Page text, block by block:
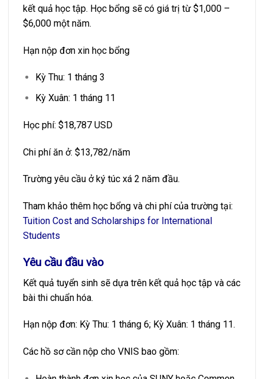
kết quả học tập. Học bổng sẽ có giá trị từ $1,000 –
$6,000 một năm.
Hạn nộp đơn xin học bổng
Kỳ Thu: 1 tháng 3
Kỳ Xuân: 1 tháng 11
Học phí: $18,787 USD
Chi phí ăn ở: $13,782/năm
Trường yêu cầu ở ký túc xá 2 năm đầu.
Tham khảo thêm học bổng và chi phí của trường tại:
Tuition Cost and Scholarships for International
Students
Yêu cầu đầu vào
Kết quả tuyển sinh sẽ dựa trên kết quả học tập và các
bài thi chuẩn hóa.
Hạn nộp đơn: Kỳ Thu: 1 tháng 6; Kỳ Xuân: 1 tháng 11.
Các hồ sơ cần nộp cho VNIS bao gồm: